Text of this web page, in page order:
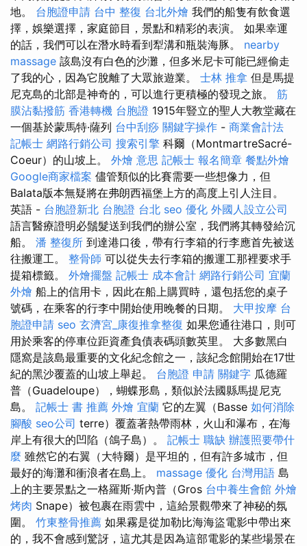
地。 台胞證申請 台中 整復 台北外燴 我們的船隻有飲食選
擇，娛樂選擇，家庭節目，景點和精彩的表演。 如果幸運
的話，我們可以在潛水時看到犁溝和瓶裝海豚。 nearby
massage 該島沒有白色的沙灘，但多米尼卡可能已經偷走
了我的心，因為它脫離了大眾旅遊業。 士林 推拿 但是馬提
尼克島的北部是神奇的，可以進行更積極的發現之旅。 筋
膜沾黏撥筋 香港轉機 台胞證 1915年豎立的聖人大教堂藏在
一個基於蒙馬特·薩列 台中刮痧 關鍵字操作 - 商業會計法
記帳士 網路行銷公司 搜索引擎 科爾（MontmartreSacré-
Coeur）的山坡上。 外燴 意思 記帳士 報名簡章 餐點外燴
Google商家檔案 儘管類似的比賽需要一些想像力，但
Balata版本無疑將在弗朗西福堡上方的高度上引人注目。
英語 - 台胞證新北 台胞證 台北 seo 優化 外國人設立公司
語言醫療證明必鬚髮送到我們的辦公室，我們將其轉發給沉
船。 潘 整復所 到達港口後，帶有行李箱的行李應首先被送
往搬運工。 整骨師 可以從失去行李箱的搬運工那裡要求手
提箱標籤。 外燴擺盤 記帳士 成本會計 網路行銷公司 宜蘭
外燴 船上的信用卡，因此在船上購買時，還包括您的桌子
號碼，在乘客的行李中開始使用晚餐的日期。 大甲按摩 台
胞證申請 seo 玄濟宮_康復推拿整復 如果您通往港口，則可
用於乘客的停車位距資產負債表碼頭數英里。 大多數黑白
隱窩是該島最重要的文化紀念館之一，該紀念館開始在17世
紀的黑沙覆蓋的山坡上舉起。 台胞證 申請 關鍵字 瓜德羅
普（Guadeloupe），蝴蝶形島，類似於法國縣馬提尼克
島。 記帳士 書 推薦 外燴 宜蘭 它的左翼（Basse 如何消除
腳酸 seo公司 terre）覆蓋著熱帶雨林，火山和瀑布，在海
岸上有很大的凹陷（鴿子島）。 記帳士 職缺 辦護照要帶什
麼 雖然它的右翼（大特爾）是平坦的，但有許多城市，但
最好的海灘和衝浪者在島上。 massage 優化 台灣用語 島
上的主要景點之一格羅斯·斯內普（Gros 台中養生會館 外燴
烤肉 Snape）被包裹在雨雲中，這給景觀帶來了神秘的氛
圍。 竹東整骨推薦 如果霧是從加勒比海海盜電影中帶出來
的，我不會感到驚訝，這尤其是因為這部電影的某些場景在